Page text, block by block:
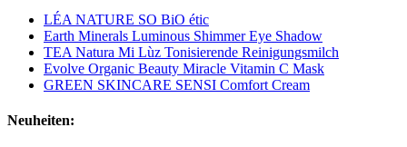
LÉA NATURE SO BiO étic
Earth Minerals Luminous Shimmer Eye Shadow
TEA Natura Mi Lùz Tonisierende Reinigungsmilch
Evolve Organic Beauty Miracle Vitamin C Mask
GREEN SKINCARE SENSI Comfort Cream
Neuheiten: